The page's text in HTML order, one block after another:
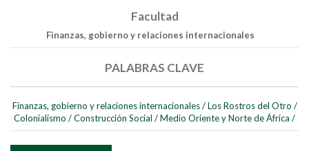
Facultad
Finanzas, gobierno y relaciones internacionales
PALABRAS CLAVE
Finanzas, gobierno y relaciones internacionales / Los Rostros del Otro /
Colonialismo /Construcción Social /Medio Oriente y Norte de África /